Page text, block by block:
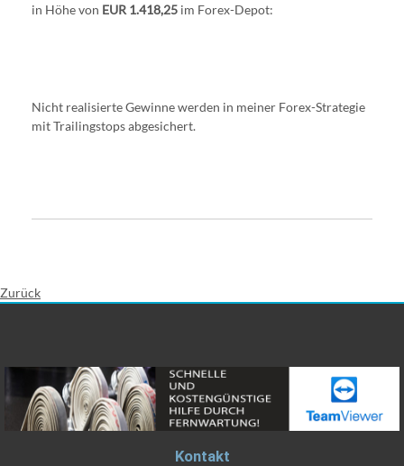
in Höhe von EUR 1.418,25 im Forex-Depot:
Nicht realisierte Gewinne werden in meiner Forex-Strategie
mit Trailingstops abgesichert.
Zurück
Kontakt